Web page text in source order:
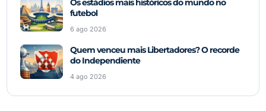
Os estádios mais históricos do mundo no
futebol
6 ago 2026
Quem venceu mais Libertadores? O recorde
do Independiente
4 ago 2026